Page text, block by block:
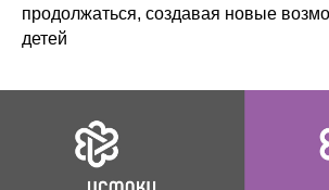
продолжаться, создавая новые
детей